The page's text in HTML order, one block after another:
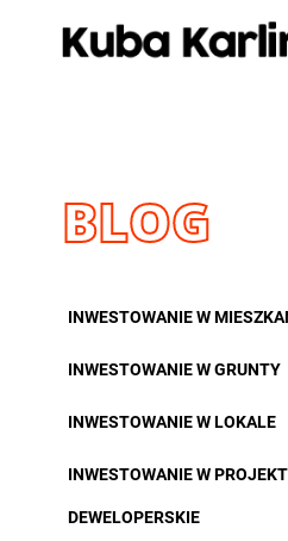
BLOG
INWESTOWANIE W
INWESTOWANIE W GRUNTY
INWESTOWANIE W LOKALE
INWESTOWANIE W
DEWELOPERSKIE